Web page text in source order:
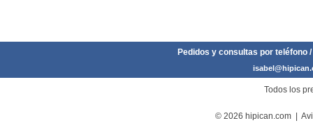
Pedidos y consultas por teléfono
Todos los
© 2026 hipican.com |